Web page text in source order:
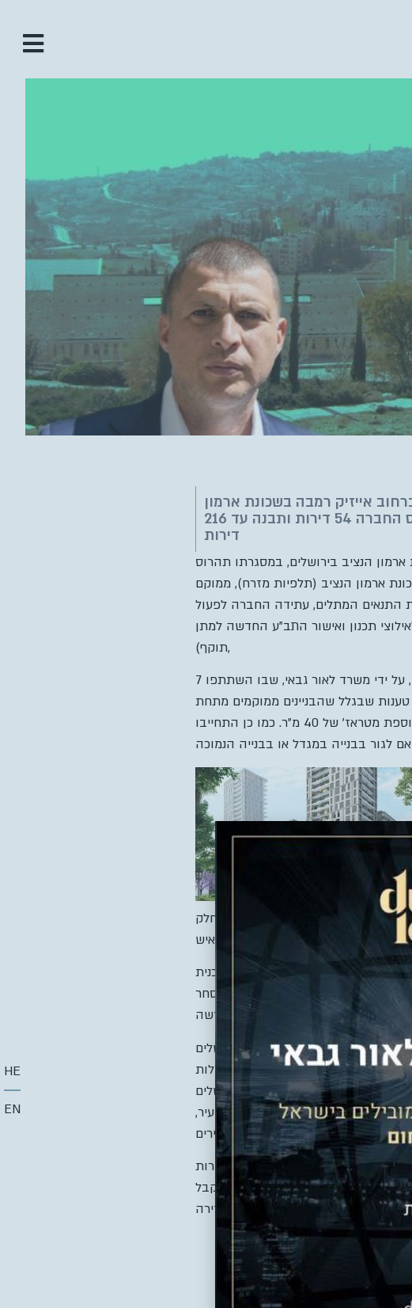
HE
EN
אייזיק רמבה בשכונת ארמון
הנציב בבירה, מתחת לקונסוליה האמריקאית. במסגרת הפרויקט תהרוס החברה 54 דירות ותבנה עד 216
דירות
ארמון הנציב בירושלים, במסגרתו תהרוס
כשהמכפיל הצפוי הוא בן 3.5 ל-4. הפרויקט, ברחוב אייזיק רמבה 601 בשכונת ארמון הנציב (תלפיות מזרח), ממוקם
התנאים המתלים, עתידה החברה לפעול
(בכפוף לאילוצי תכנון ואישור התב”ע החדשה למתן
תוקף),
ההצעות המוקדמות כללו מודל חברתי ותוספת 25 מטר. לאחר מכן בוצע מכרז דיירים, על ידי משרד לאור גבאי, שבו השתתפו 7
טענות שבגלל שהבניינים ממוקמים מתחת
לקונסוליה האמריקאית, לא ניתן יהיה לבנות לגובה. צבי צרפתי זכתה בעקבות הצעה לתוספת מטראז’ של 40 מ”ר. כמו כן התחייבו
אשר נוסדה ב-1972, על שטח שסופח לירושלים לאחר מלחמת ששת הימים, כחלק
המחוזית בעיר, לאשר למתן תוקף תוכנית
פינוי-בינוי של חברת בוני התיכון התחדשות עירונית בארמון הנציב, במסגרתה ייבנו 500 יחידות דיור חדשות לצד שטחי מסחר
באמצעות הוועדה המחוזית ירושלים
פעולה פורה עם יזמיות הפעילות
הנציב הינה שכונה נוספת בירושלים
תהליכי התחדשות עירונית בעיר,
– בו הדיירים בוחרים את החברות
דמוקרטית את היזם הנבחר – ניתן לקבל